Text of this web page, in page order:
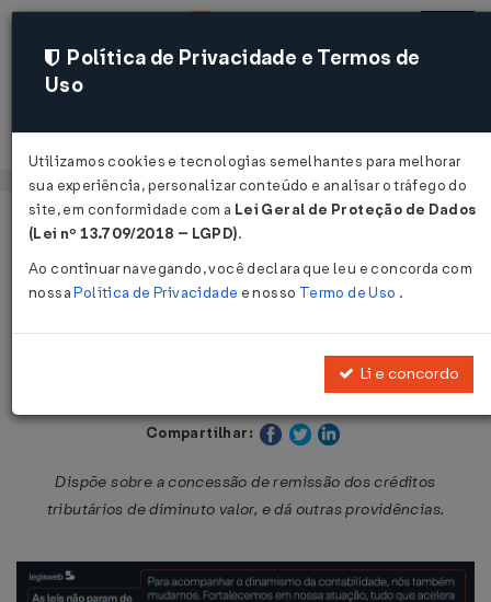
Acessar
Página Inicial Legislações
Lei nº 208 de 03/07/1998
Publicado no DOE - RR em 3 jul 1998
Compartilhar:
Dispõe sobre a concessão de remissão dos créditos
tributários de diminuto valor, e dá outras providências.
Política de Privacidade e Termos de
Uso
Utilizamos cookies e tecnologias semelhantes para melhorar
sua experiência, personalizar conteúdo e analisar o tráfego do
site, em conformidade com a Lei Geral de Proteção de Dados
(Lei nº 13.709/2018 – LGPD).
Ao continuar navegando, você declara que leu e concorda com
nossaPolítica de Privacidade e nosso Termo de Uso .
Li e concordo